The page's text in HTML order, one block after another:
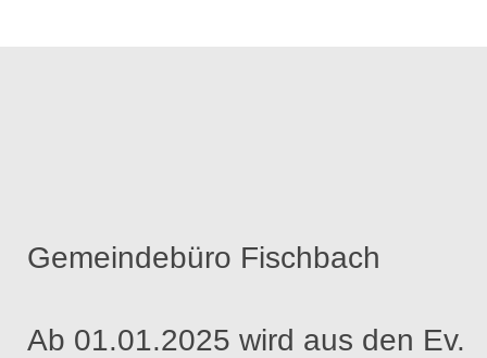
Gemeindebüro Fischbach
Ab 01.01.2025 wird aus den Ev.